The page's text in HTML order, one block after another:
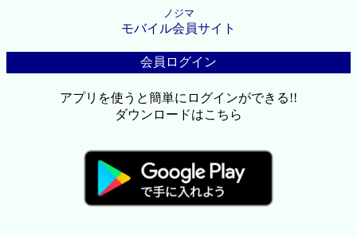
ノジマ
モバイル会員サイト
会員ログイン
アプリを使うと簡単にログインができる!!
ダウンロードはこちら